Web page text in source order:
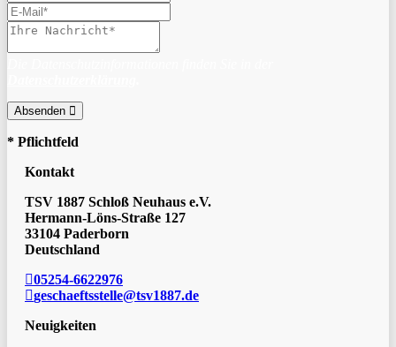
Absenden
* Pflichtfeld
Kontakt
TSV 1887 Schloß Neuhaus e.V.
Hermann-Löns-Straße 127
33104 Paderborn
Deutschland
05254-6622976
geschaeftsstelle@tsv1887.de
Neuigkeiten